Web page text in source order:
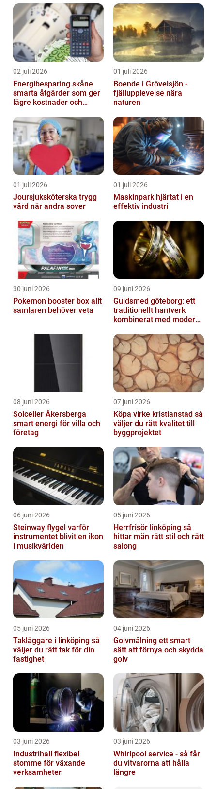
02 juli 2026
Energibesparing skåne
smarta åtgärder som ger
lägre kostnader och
01 juli 2026
Boende i Grövelsjön -
fjällupplevelse nära
naturen
01 juli 2026
Joursjuksköterska trygg
vård när andra sover
01 juli 2026
Maskinpark hjärtat i en
effektiv industri
30 juni 2026
Pokemon booster box allt
samlaren behöver veta
09 juni 2026
Guldsmed göteborg: ett
traditionellt hantverk
kombinerat med modern
08 juni 2026
Solceller Åkersberga
smart energi för villa och
företag
07 juni 2026
Köpa virke kristianstad så
väljer du rätt kvalitet till
byggprojektet
06 juni 2026
Steinway flygel varför
instrumentet blivit en ikon
i musikvärlden
05 juni 2026
Herrfrisör linköping så
hittar män rätt stil och rätt
salong
05 juni 2026
Takläggare i linköping så
väljer du rätt tak för din
fastighet
04 juni 2026
Golvmålning ett smart
sätt att förnya och skydda
golv
03 juni 2026
Industrihall flexibel
stomme för växande
verksamheter
03 juni 2026
Whirlpool service - så får
du vitvarorna att hålla
längre